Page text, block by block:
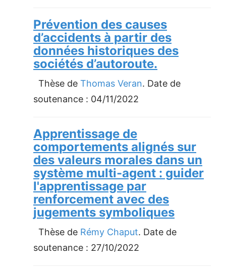
Prévention des causes
d’accidents à partir des
données historiques des
sociétés d’autoroute.
Thèse de Thomas Veran. Date de
soutenance : 04/11/2022
Apprentissage de
comportements alignés sur
des valeurs morales dans un
système multi-agent : guider
l'apprentissage par
renforcement avec des
jugements symboliques
Thèse de Rémy Chaput. Date de
soutenance : 27/10/2022